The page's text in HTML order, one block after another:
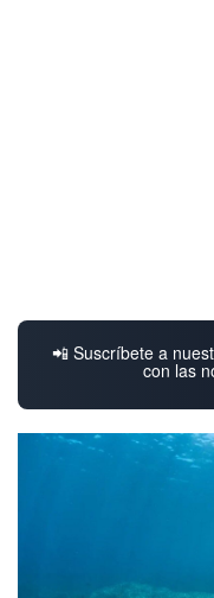
📲 Suscríbete a
con las